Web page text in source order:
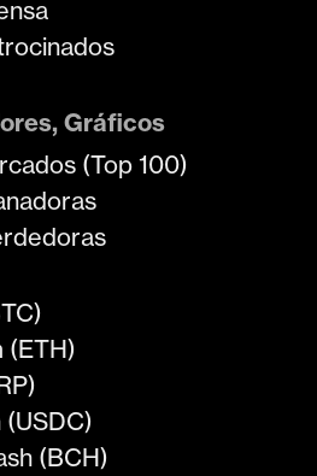
Gráficos
(Top 100)
(ETH)
(USDC)
(BCH)